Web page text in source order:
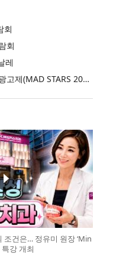
회
회
레
2026 부산국제마케팅광고제(MAD STARS 2026)
조건은… 정유미 원장 ‘Min
강 개최